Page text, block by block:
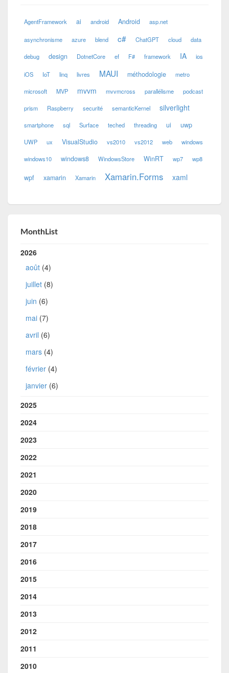
AgentFramework ai android Android asp.net
asynchronisme azure blend c# ChatGPT cloud data
debug design DotnetCore ef F# framework IA ios
iOS IoT linq livres MAUI méthodologie metro
microsoft MVP mvvm mvvmcross parallélisme podcast
prism Raspberry securité semanticKernel silverlight
smartphone sql Surface teched threading ui uwp
UWP ux VisualStudio vs2010 vs2012 web windows
windows10 windows8 WindowsStore WinRT wp7 wp8
wpf xamarin Xamarin Xamarin.Forms xaml
MonthList
2026
août (4)
juillet (8)
juin (6)
mai (7)
avril (6)
mars (4)
février (4)
janvier (6)
2025
2024
2023
2022
2021
2020
2019
2018
2017
2016
2015
2014
2013
2012
2011
2010